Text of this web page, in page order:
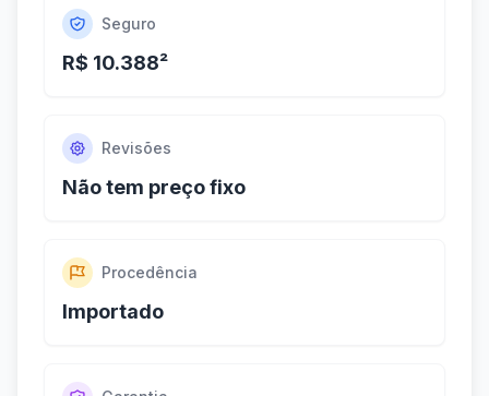
Seguro
R$ 10.388²
Revisões
Não tem preço fixo
Procedência
Importado